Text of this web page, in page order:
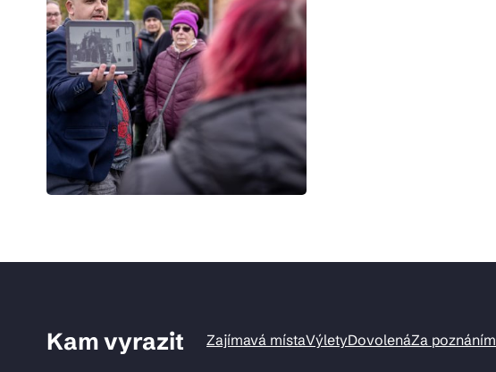
Kam vyrazit Zajímavá místaVýletyDovolenáZa poznáním